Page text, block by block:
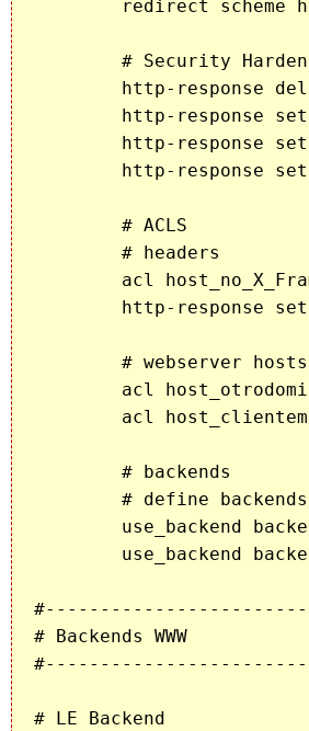
http-response
http-response
http-response
        # ACLS
        # define backends
use_backend
# Backends WWW
# LE Backend